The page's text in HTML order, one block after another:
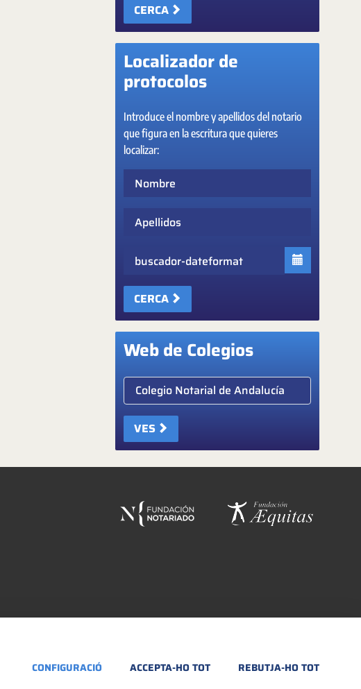
CERCA
Localizador de
protocolos
Introduce el nombre y apellidos del notario
que figura en la escritura que quieres
localizar:
CERCA
Web de Colegios
Elige colegio notarial
VES
CONFIGURACIÓ ACCEPTA-HO TOT REBUTJA-HO TOT